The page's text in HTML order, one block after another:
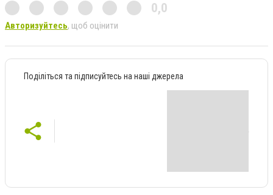
0,0
Авторизуйтесь, щоб оцінити
Поділіться та підписуйтесь на наші джерела